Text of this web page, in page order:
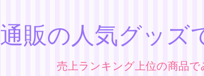
通販の人気グッズ
売上ランキング上位の商品